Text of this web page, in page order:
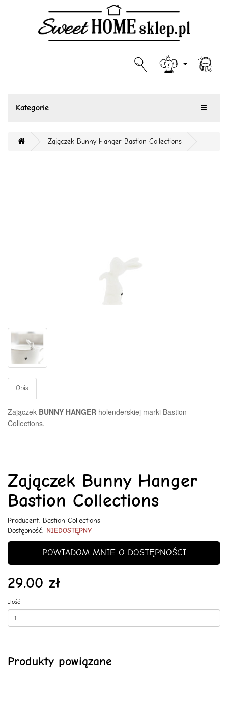
Kategorie
Zajączek Bunny Hanger Bastion Collections
Opis
Zajączek BUNNY HANGER holenderskiej marki Bastion
Collections.
Zajączek Bunny Hanger
Bastion Collections
Producent: Bastion Collections
Dostępność: NIEDOSTĘPNY
POWIADOM MNIE O DOSTĘPNOŚCI
29.00 zł
Ilość
Produkty powiązane